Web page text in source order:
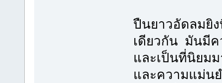
ปืนยาวอัดลมยิ
เดียวกัน มันมีค
และเป็นที่นิยม
และความแม่น